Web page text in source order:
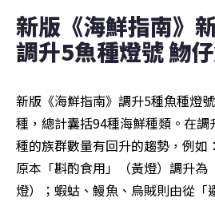
新版《海鮮指南》
調升5魚種燈號 魩
新版《海鮮指南》調升5種魚種燈
種，總計囊括94種海鮮種類。在
種的族群數量有回升的趨勢，例如
原本「斟酌食用」（黃燈）調升為
燈）；蝦蛄、鰻魚、烏賊則由從「